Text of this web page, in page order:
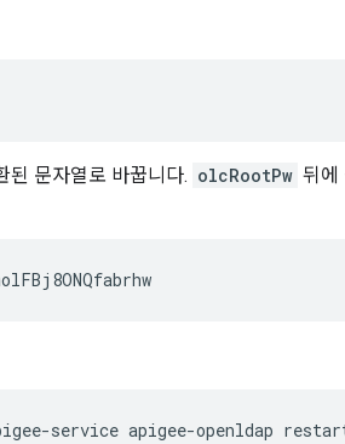
된 문자열로 바꿉니다. olcRootPw 뒤에
service apigee-openldap